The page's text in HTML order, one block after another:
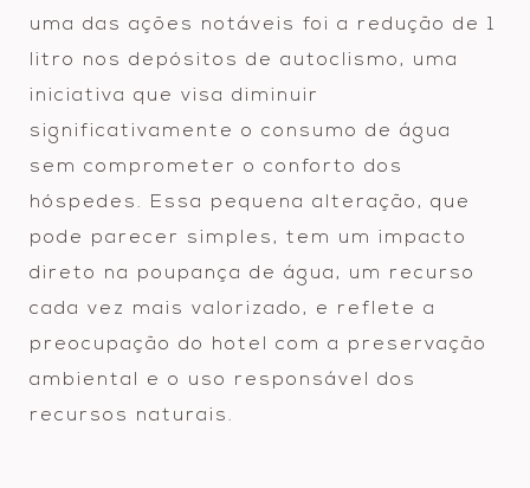
uma das ações notáveis foi a redução de 1
litro nos depósitos de autoclismo, uma
iniciativa que visa diminuir
significativamente o consumo de água
sem comprometer o conforto dos
hóspedes. Essa pequena alteração, que
pode parecer simples, tem um impacto
direto na poupança de água, um recurso
cada vez mais valorizado, e reflete a
preocupação do hotel com a preservação
ambiental e o uso responsável dos
recursos naturais.